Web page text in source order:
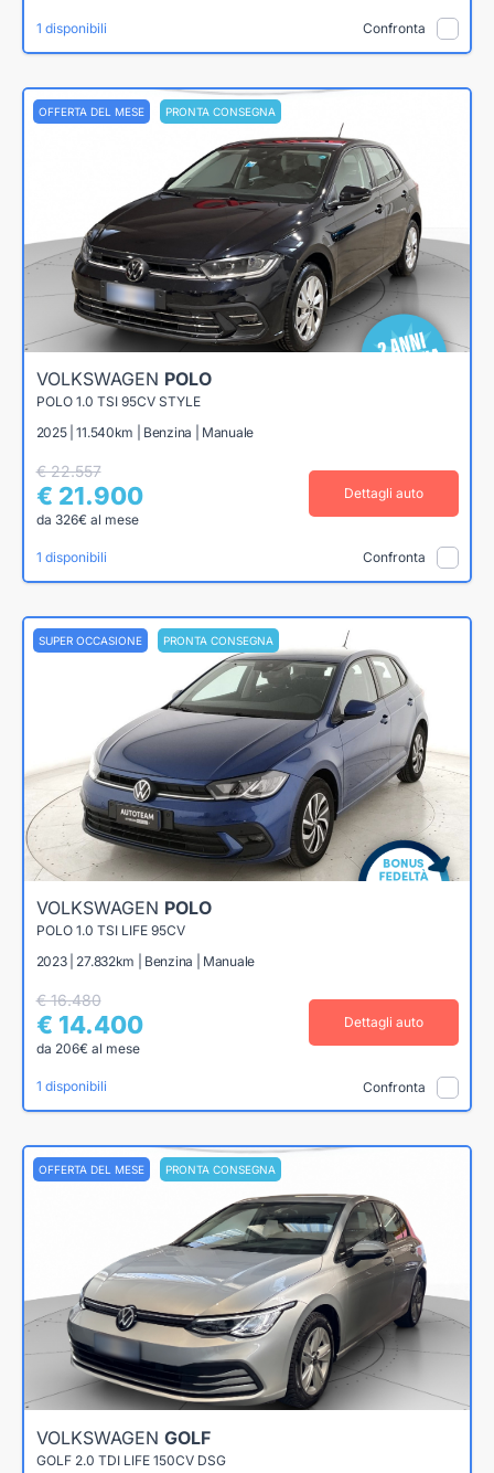
1 disponibili Confronta
OFFERTA DEL MESE PRONTA CONSEGNA
VOLKSWAGEN POLO
POLO 1.0 TSI 95CV STYLE
2025 | 11.540km | Benzina | Manuale
€ 22.557
€ 21.900
da 326€ al mese
Dettagli auto
1 disponibili Confronta
SUPER OCCASIONE PRONTA CONSEGNA
VOLKSWAGEN POLO
POLO 1.0 TSI LIFE 95CV
2023 | 27.832km | Benzina | Manuale
€ 16.480
€ 14.400
da 206€ al mese
Dettagli auto
1 disponibili Confronta
OFFERTA DEL MESE PRONTA CONSEGNA
VOLKSWAGEN GOLF
GOLF 2.0 TDI LIFE 150CV DSG